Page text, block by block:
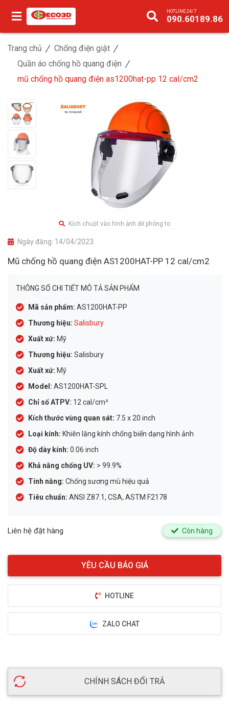
HOTLINE 24/7
090.60189.86
Trang chủ
Chống điện giật
Quần áo chống hồ quang điện
mũ chống hồ quang điện as1200hat-pp 12 cal/cm2
Kích chuột vào hình ảnh để phóng to
Ngày đăng: 14/04/2023
Mũ chống hồ quang điện AS1200HAT-PP 12 cal/cm2
THÔNG SỐ CHI TIẾT MÔ TẢ SẢN PHẨM
Mã sản phẩm: AS1200HAT-PP
Thương hiệu: Salisbury
Xuất xứ: Mỹ
Thương hiệu: Salisbury
Xuất xứ: Mỹ
Model: AS1200HAT-SPL
Chỉ số ATPV: 12 cal/cm²
Kích thước vùng quan sát: 7.5 x 20 inch
Loại kính: Khiên lăng kính chống biến dạng hình ảnh
Độ dày kính: 0.06 inch
Khả năng chống UV: > 99.9%
Tính năng: Chống sương mù hiệu quả
Tiêu chuẩn: ANSI Z87.1, CSA, ASTM F2178
Liên hệ đặt hàng Còn hàng
HOTLINE
ZALO CHAT
CHÍNH SÁCH ĐỔI TRẢ